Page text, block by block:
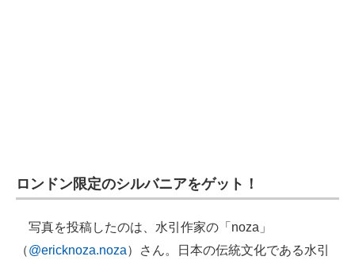
ロンドン限定のシルバニアをゲット！
写真を投稿したのは、水引作家の「noza」
（@ericknoza.noza）さん。日本の伝統文化である水引